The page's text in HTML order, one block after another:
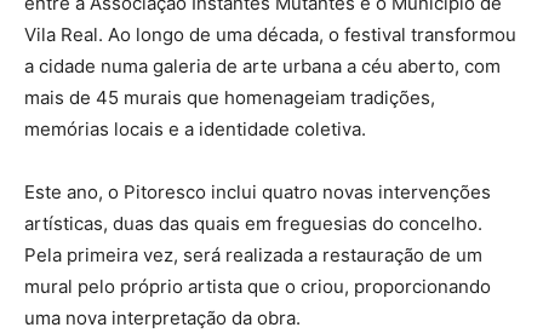
Vila Real. Ao longo de uma década, o festival transformou
a cidade numa galeria de arte urbana a céu aberto, com
mais de 45 murais que homenageiam tradições,
memórias locais e a identidade coletiva.
Este ano, o Pitoresco inclui quatro novas intervenções
artísticas, duas das quais em freguesias do concelho.
Pela primeira vez, será realizada a restauração de um
mural pelo próprio artista que o criou, proporcionando
uma nova interpretação da obra.